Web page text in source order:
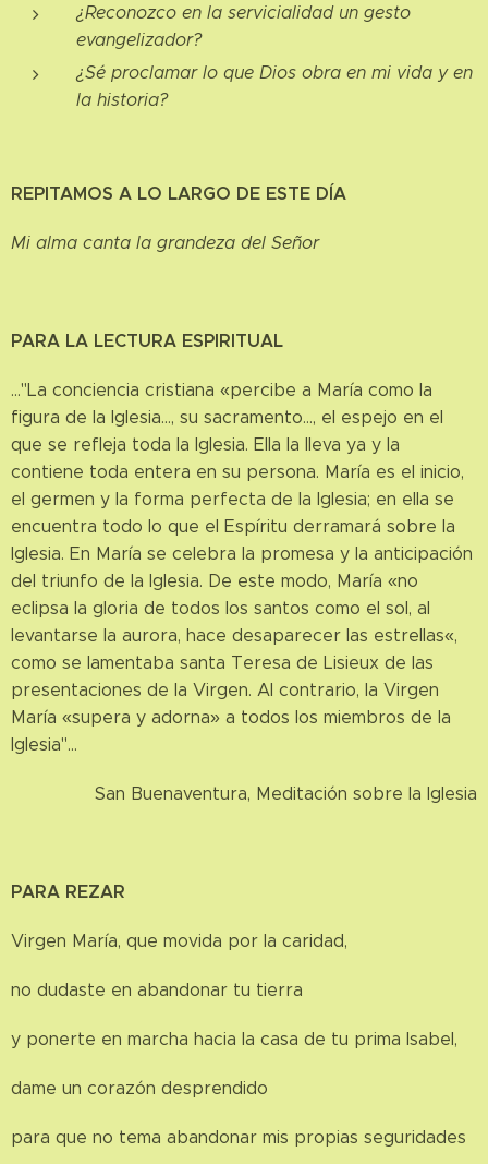
¿Reconozco en la servicialidad un gesto
evangelizador?
¿Sé proclamar lo que Dios obra en mi vida y en
la historia?
REPITAMOS A LO LARGO DE ESTE DÍA
Mi alma canta la grandeza del Señor
PARA LA LECTURA ESPIRITUAL
…"La conciencia cristiana «percibe a María como la
figura de la Iglesia…, su sacramento…, el espejo en el
que se refleja toda la Iglesia. Ella la lleva ya y la
contiene toda entera en su persona. María es el inicio,
el germen y la forma perfecta de la Iglesia; en ella se
encuentra todo lo que el Espíritu derramará sobre la
Iglesia. En María se celebra la promesa y la anticipación
del triunfo de la Iglesia. De este modo, María «no
eclipsa la gloria de todos los santos como el sol, al
levantarse la aurora, hace desaparecer las estrellas«,
como se lamentaba santa Teresa de Lisieux de las
presentaciones de la Virgen. Al contrario, la Virgen
María «supera y adorna» a todos los miembros de la
Iglesia"…
San Buenaventura, Meditación sobre la Iglesia
PARA REZAR
Virgen María, que movida por la caridad,
no dudaste en abandonar tu tierra
y ponerte en marcha hacia la casa de tu prima Isabel,
dame un corazón desprendido
para que no tema abandonar mis propias seguridades